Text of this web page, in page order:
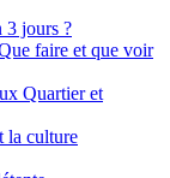
3 jours ?
faire et que voir
Quartier et
la culture